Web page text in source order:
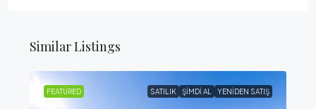
Similar Listings
FEATURED SATILIK ŞIMDI AL YENIDEN SATIŞ